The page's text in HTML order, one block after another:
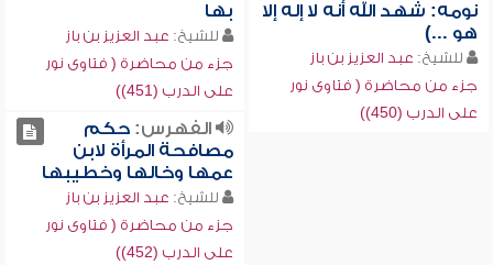
نومه: شهد الله أنه لا إله إلا
هو ...)
للشيخ: عبد العزيز بن باز
جزء من محاضرة ( فتاوى نور
على الدرب (450))
بها
للشيخ: عبد العزيز بن باز
جزء من محاضرة ( فتاوى نور
على الدرب (451))
الفهرس:حكم
مصافحة المرأة لابن
عمها وخالها وخطيبها
للشيخ: عبد العزيز بن باز
جزء من محاضرة ( فتاوى نور
على الدرب (452))